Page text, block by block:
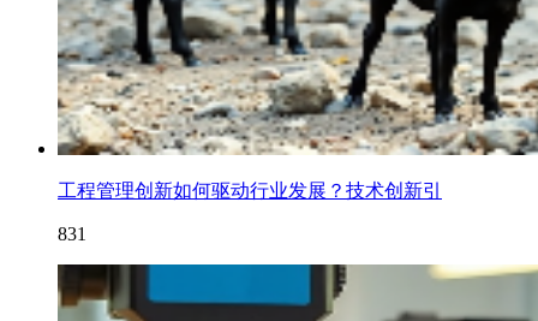
工程管理创新如何驱动行业发展？技术创新引
831